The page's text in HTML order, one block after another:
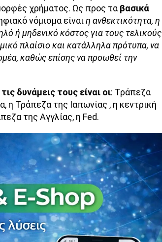
χρήματος. Ως προς τα βασικά
νόμισμα είναιη ανθεκτικότητα, η
ή μηδενικό κόστος για τους τελικούς
πλαίσιο και κατάλληλα πρότυπα, να
καθώς επίσης να προωθεί την
δυνάμεις τους είναι οι: Τράπεζα
η Τράπεζα της Ιαπωνίας , η κεντρική
της Αγγλίας, η Fed.